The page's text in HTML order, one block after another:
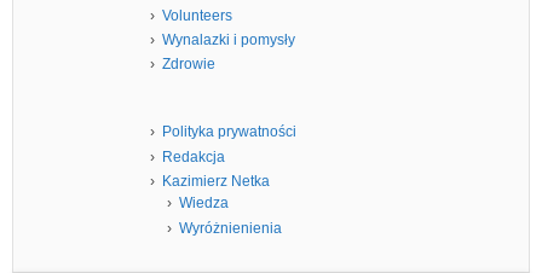
Volunteers
Wynalazki i pomysły
Zdrowie
Polityka prywatności
Redakcja
Kazimierz Netka
Wiedza
Wyróżnienienia